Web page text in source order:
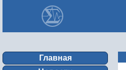
Главная